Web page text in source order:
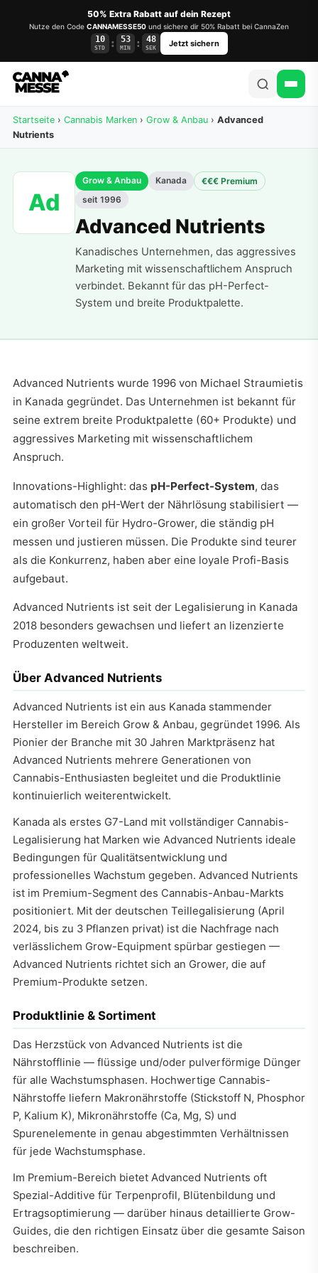
50% Extra Rabatt auf dein Rezept
Nutze den Code CANNAMESSE50 und sichere dir 50% Rabatt bei CannaZen
10
STD : 53
MIN : 48
SEK Jetzt sichern
Startseite › Cannabis Marken › Grow & Anbau › Advanced
Nutrients
Ad
Grow & Anbau Kanada
€€€ Premium
seit 1996
Advanced Nutrients
Kanadisches Unternehmen, das aggressives
Marketing mit wissenschaftlichem Anspruch
verbindet. Bekannt für das pH-Perfect-
System und breite Produktpalette.
Advanced Nutrients wurde 1996 von Michael Straumietis
in Kanada gegründet. Das Unternehmen ist bekannt für
seine extrem breite Produktpalette (60+ Produkte) und
aggressives Marketing mit wissenschaftlichem
Anspruch.
Innovations-Highlight: das pH-Perfect-System, das
automatisch den pH-Wert der Nährlösung stabilisiert —
ein großer Vorteil für Hydro-Grower, die ständig pH
messen und justieren müssen. Die Produkte sind teurer
als die Konkurrenz, haben aber eine loyale Profi-Basis
aufgebaut.
Advanced Nutrients ist seit der Legalisierung in Kanada
2018 besonders gewachsen und liefert an lizenzierte
Produzenten weltweit.
Über Advanced Nutrients
Advanced Nutrients ist ein aus Kanada stammender
Hersteller im Bereich Grow & Anbau, gegründet 1996. Als
Pionier der Branche mit 30 Jahren Marktpräsenz hat
Advanced Nutrients mehrere Generationen von
Cannabis-Enthusiasten begleitet und die Produktlinie
kontinuierlich weiterentwickelt.
Kanada als erstes G7-Land mit vollständiger Cannabis-
Legalisierung hat Marken wie Advanced Nutrients ideale
Bedingungen für Qualitätsentwicklung und
professionelles Wachstum gegeben. Advanced Nutrients
ist im Premium-Segment des Cannabis-Anbau-Markts
positioniert. Mit der deutschen Teillegalisierung (April
2024, bis zu 3 Pflanzen privat) ist die Nachfrage nach
verlässlichem Grow-Equipment spürbar gestiegen —
Advanced Nutrients richtet sich an Grower, die auf
Premium-Produkte setzen.
Produktlinie & Sortiment
Das Herzstück von Advanced Nutrients ist die
Nährstofflinie — flüssige und/oder pulverförmige Dünger
für alle Wachstumsphasen. Hochwertige Cannabis-
Nährstoffe liefern Makronährstoffe (Stickstoff N, Phosphor
P, Kalium K), Mikronährstoffe (Ca, Mg, S) und
Spurenelemente in genau abgestimmten Verhältnissen
für jede Wachstumsphase.
Im Premium-Bereich bietet Advanced Nutrients oft
Spezial-Additive für Terpenprofil, Blütenbildung und
Ertragsoptimierung — darüber hinaus detaillierte Grow-
Guides, die den richtigen Einsatz über die gesamte Saison
beschreiben.